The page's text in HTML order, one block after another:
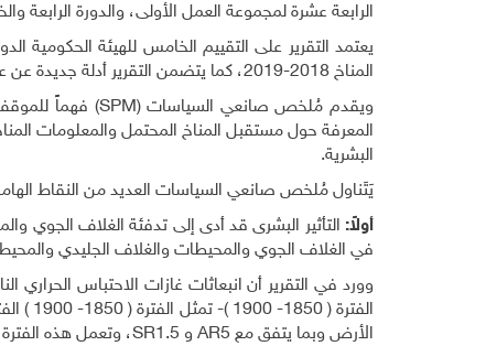
الرابعة عشرة لمجموعة العمل الأولى، والدورة الرابعة
يعتمد التقرير على التقييم الخامس للهيئة الحكومية
المناخ 2018-2019، كما يتضمن التقرير أدلة جديدة عن علم المناخ من الأبحاث التي نُشرت في هذا المجال.
ويقدم مُلخص صانعي السياسات (SPM) فهماً للموقف
المعرفة حول مستقبل المناخ المحتمل والمعلومات
البشرية.
يَتَناول مُلخص صانعي السياسات العديد من النقاط
أولاً: التأثير البشرى قد أدى إلى تدفئة الغلاف
في الغلاف الجوي والمحيطات والغلاف الجليدي
الأرض وبما يتفق مع AR5 و SR1.5، وتعمل هذه